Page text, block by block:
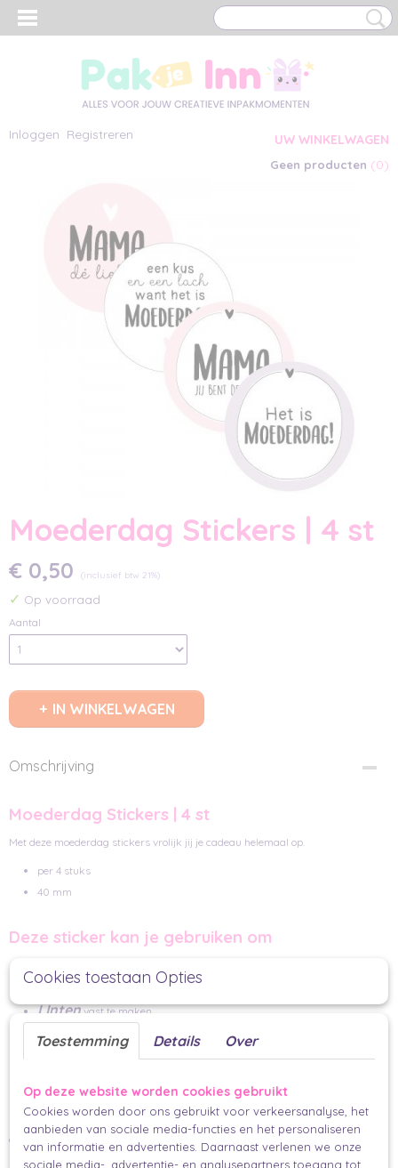
Inloggen Registreren UW WINKELWAGEN
Geen producten (0)
Moederdag Stickers | 4 st
€ 0,50 (inclusief btw 21%)
✓ Op voorraad
Aantal
IN WINKELWAGEN
Omschrijving
Moederdag Stickers | 4 st
Met deze moederdag stickers vrolijk jij je cadeau helemaal op.
per 4 stuks
40 mm
Deze sticker kan je gebruiken om
Een zakje of verpakking te sluiten
cadeau papier vast te zetten
LIntenvast te maken
Maar je kan hem natuurlijk ook op een mooi plekje op je pakje plakken
MIx en match totdat jij tevreden bent met het resultaat
De 'finishing touch'
Maak je cadeau af met een van onze mooie linten of touw
en
een minikaartje
voor je persoonlijke boodschap.
Nog niet klaar met stickeren? Kijk dan zeker nog even bij onze andere
Cookies toestaan Opties
Toestemming Details Over
Op deze website worden cookies gebruikt
Cookies worden door ons gebruikt voor verkeersanalyse, het
aanbieden van sociale media-functies en het personaliseren
van informatie en advertenties. Daarnaast verlenen we onze
sociale media-, advertentie- en analysepartners toegang tot